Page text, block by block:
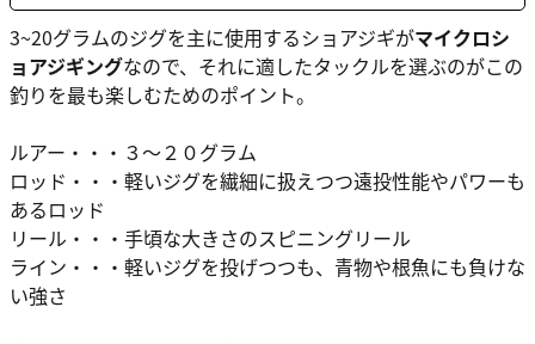
3~20グラムのジグを主に使用するショアジギがマイクロシ
ョアジギングなので、それに適したタックルを選ぶのがこの
釣りを最も楽しむためのポイント。
ルアー・・・３～２０グラム
ロッド・・・軽いジグを繊細に扱えつつ遠投性能やパワーも
あるロッド
リール・・・手頃な大きさのスピニングリール
ライン・・・軽いジグを投げつつも、青物や根魚にも負けな
い強さ